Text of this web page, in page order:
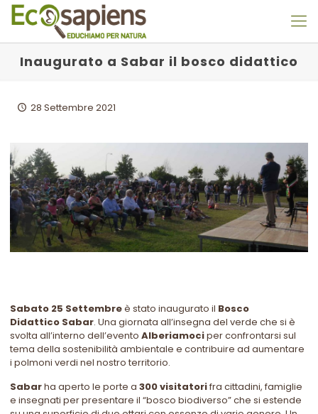
Inaugurato a Sabar il bosco didattico
28 Settembre 2021
Sabato 25 Settembreè stato inaugurato il Bosco
Didattico Sabar. Una giornata all’insegna del verde che si è
svolta all’interno dell’eventoAlberiamociper confrontarsi sul
tema della sostenibilità ambientale e contribuire ad aumentare
i polmoni verdi nel nostro territorio.
Sabarha aperto le porte a300 visitatorifra cittadini, famiglie
e insegnati per presentare il “bosco biodiverso” che si estende